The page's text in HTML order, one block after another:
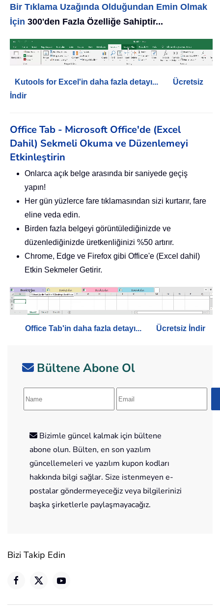
Bir Tıklama Uzağında Olduğundan Emin Olmak
İçin 300'den Fazla Özelliğe Sahiptir...
Kutools for Excel'in daha fazla detayı...
Ücretsiz
İndir
Office Tab - Microsoft Office'de (Excel
Dahil) Sekmeli Okuma ve Düzenlemeyi
Etkinleştirin
Onlarca açık belge arasında bir saniyede geçiş
yapın!
Her gün yüzlerce fare tıklamasından sizi kurtarır, fare
eline veda edin.
Birden fazla belgeyi görüntülediğinizde ve
düzenlediğinizde üretkenliğinizi %50 artırır.
Chrome, Edge ve Firefox gibi Office'e (Excel dahil)
Etkin Sekmeler Getirir.
Office Tab'in daha fazla detayı... Ücretsiz İndir
Bültene Abone Ol
Bizimle güncel kalmak için bültene
abone olun. Bülten, en son yazılım
güncellemeleri ve yazılım kupon kodları
hakkında bilgi sağlar. Size istenmeyen e-
postalar göndermeyeceğiz veya bilgilerinizi
başka şirketlerle paylaşmayacağız.
Bizi Takip Edin